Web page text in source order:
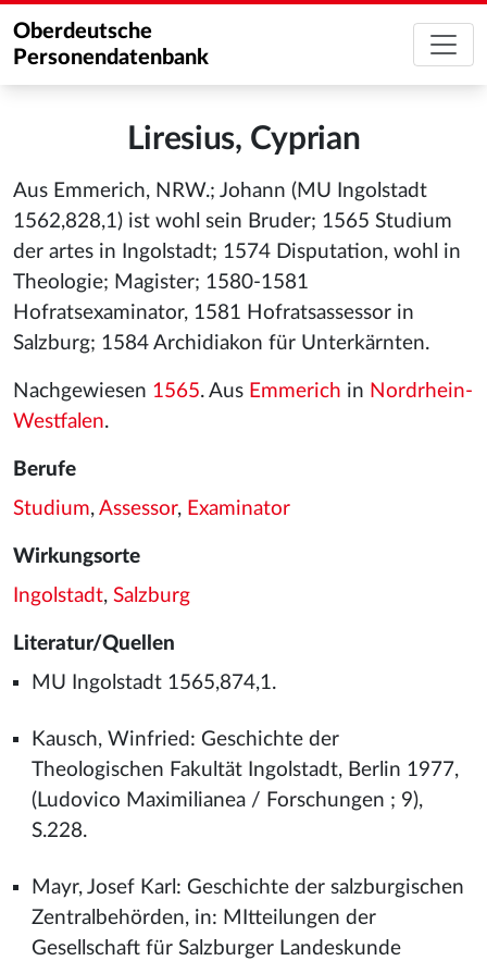
Oberdeutsche
Personendatenbank
Liresius, Cyprian
Aus Emmerich, NRW.; Johann (MU Ingolstadt
1562,828,1) ist wohl sein Bruder; 1565 Studium
der artes in Ingolstadt; 1574 Disputation, wohl in
Theologie; Magister; 1580-1581
Hofratsexaminator, 1581 Hofratsassessor in
Salzburg; 1584 Archidiakon für Unterkärnten.
Nachgewiesen 1565. Aus Emmerich in Nordrhein-
Westfalen.
Berufe
Studium, Assessor, Examinator
Wirkungsorte
Ingolstadt, Salzburg
Literatur/Quellen
MU Ingolstadt 1565,874,1.
Kausch, Winfried: Geschichte der
Theologischen Fakultät Ingolstadt, Berlin 1977,
(Ludovico Maximilianea / Forschungen ; 9),
S.228.
Mayr, Josef Karl: Geschichte der salzburgischen
Zentralbehörden, in: MItteilungen der
Gesellschaft für Salzburger Landeskunde